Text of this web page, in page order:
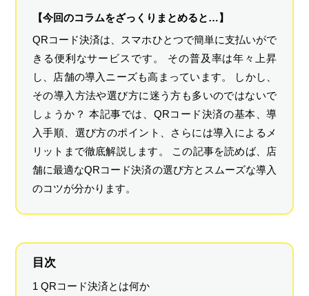
【今回のコラムをざっくりまとめると…】
QRコード決済は、スマホひとつで簡単に支払いがで
きる便利なサービスです。 その普及率は年々上昇
し、店舗の導入ニーズも高まっています。 しかし、
その導入方法や選び方に迷う方も多いのではないで
しょうか？ 本記事では、QRコード決済の基本、導
入手順、選び方のポイント、さらには導入によるメ
リットまで徹底解説します。 この記事を読めば、店
舗に最適なQRコード決済の選び方とスムーズな導入
のコツが分かります。
目次
1 QRコード決済とは何か